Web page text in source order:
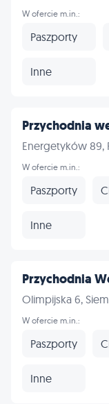
W ofercie m.in.:
Paszporty
Inne
Przychodnia
Energetyków 89,
W ofercie m.in.:
Paszporty
Inne
Przychodnia
Olimpijska 6,
W ofercie m.in.:
Paszporty
Inne